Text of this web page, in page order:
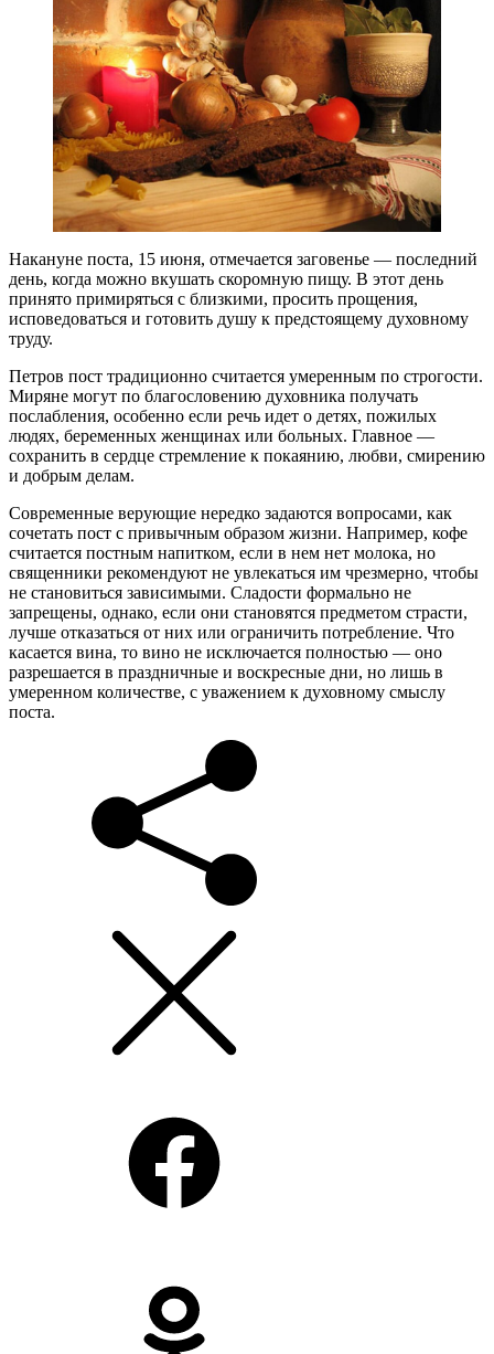
Накануне поста, 15 июня, отмечается заговенье — последний
день, когда можно вкушать скоромную пищу. В этот день
принято примиряться с близкими, просить прощения,
исповедоваться и готовить душу к предстоящему духовному
труду.
Петров пост традиционно считается умеренным по строгости.
Миряне могут по благословению духовника получать
послабления, особенно если речь идет о детях, пожилых
людях, беременных женщинах или больных. Главное —
сохранить в сердце стремление к покаянию, любви, смирению
и добрым делам.
Современные верующие нередко задаются вопросами, как
сочетать пост с привычным образом жизни. Например, кофе
считается постным напитком, если в нем нет молока, но
священники рекомендуют не увлекаться им чрезмерно, чтобы
не становиться зависимыми. Сладости формально не
запрещены, однако, если они становятся предметом страсти,
лучше отказаться от них или ограничить потребление. Что
касается вина, то вино не исключается полностью — оно
разрешается в праздничные и воскресные дни, но лишь в
умеренном количестве, с уважением к духовному смыслу
поста.